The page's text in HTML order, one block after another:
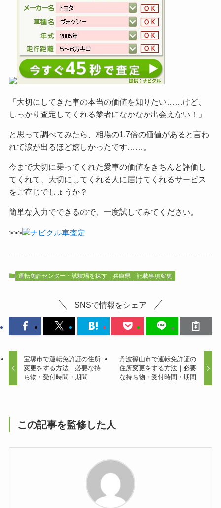
「大切にしてきた車の本当の価値を知りたい……けど、
しっかり査定してくれる業者になかなか出会えない！」
と思って調べてみたら、相場の1.7倍の価値があると言わ
れて涙が出るほど嬉しかったです……。
今まで大切に乗ってくれた愛車の価値をきちんと評価し
てくれて、大切にしてくれる人に届けてくれるサービス
をご存じでしょうか？
簡単な入力でできるので、一度試してみてください。
>>> ナビクル車査定
運転免許センター・試験場を探す 兵庫県 記載事項変更
SNSで情報をシェア
宝塚市で運転免許証の住所
変更をする方法｜必要な持
ち物・受付時間・期間
丹波篠山市で運転免許証の
住所変更をする方法｜必要
な持ち物・受付時間・期間
この記事を監修した人